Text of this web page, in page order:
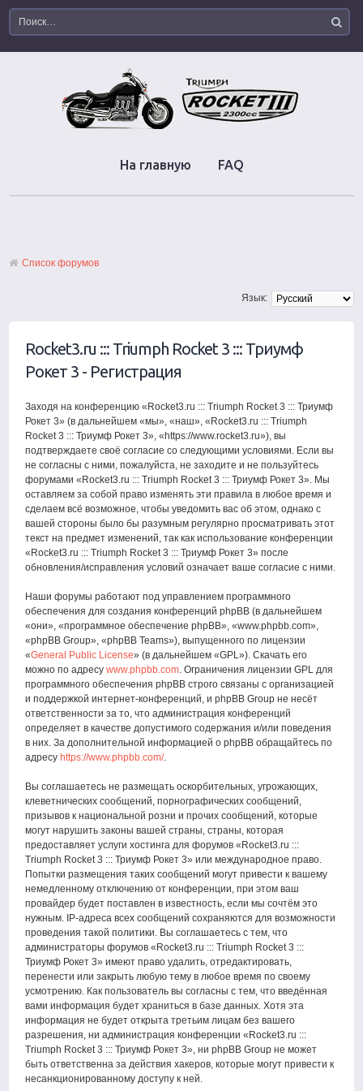
На главную FAQ
Список форумов
Язык:
Rocket3.ru ::: Triumph Rocket 3 ::: Триумф
Рокет 3 - Регистрация
Заходя на конференцию «Rocket3.ru ::: Triumph Rocket 3 ::: Триумф
Рокет 3» (в дальнейшем «мы», «наш», «Rocket3.ru ::: Triumph
Rocket 3 ::: Триумф Рокет 3», «https://www.rocket3.ru»), вы
подтверждаете своё согласие со следующими условиями. Если вы
не согласны с ними, пожалуйста, не заходите и не пользуйтесь
форумами «Rocket3.ru ::: Triumph Rocket 3 ::: Триумф Рокет 3». Мы
оставляем за собой право изменять эти правила в любое время и
сделаем всё возможное, чтобы уведомить вас об этом, однако с
вашей стороны было бы разумным регулярно просматривать этот
текст на предмет изменений, так как использование конференции
«Rocket3.ru ::: Triumph Rocket 3 ::: Триумф Рокет 3» после
обновления/исправления условий означает ваше согласие с ними.
Наши форумы работают под управлением программного
обеспечения для создания конференций phpBB (в дальнейшем
«они», «программное обеспечение phpBB», «www.phpbb.com»,
«phpBB Group», «phpBB Teams»), выпущенного по лицензии
«General Public License» (в дальнейшем «GPL»). Скачать его
можно по адресуwww.phpbb.com. Ограничения лицензии GPL для
программного обеспечения phpBB строго связаны с организацией
и поддержкой интернет-конференций, и phpBB Group не несёт
ответственности за то, что администрация конференций
определяет в качестве допустимого содержания и/или поведения
в них. За дополнительной информацией о phpBB обращайтесь по
адресу https://www.phpbb.com/.
Вы соглашаетесь не размещать оскорбительных, угрожающих,
клеветнических сообщений, порнографических сообщений,
призывов к национальной розни и прочих сообщений, которые
могут нарушить законы вашей страны, страны, которая
предоставляет услуги хостинга для форумов «Rocket3.ru :::
Triumph Rocket 3 ::: Триумф Рокет 3» или международное право.
Попытки размещения таких сообщений могут привести к вашему
немедленному отключению от конференции, при этом ваш
провайдер будет поставлен в известность, если мы сочтём это
нужным. IP-адреса всех сообщений сохраняются для возможности
проведения такой политики. Вы соглашаетесь с тем, что
администраторы форумов «Rocket3.ru ::: Triumph Rocket 3 :::
Триумф Рокет 3» имеют право удалить, отредактировать,
перенести или закрыть любую тему в любое время по своему
усмотрению. Как пользователь вы согласны с тем, что введённая
вами информация будет храниться в базе данных. Хотя эта
информация не будет открыта третьим лицам без вашего
разрешения, ни администрация конференции «Rocket3.ru :::
Triumph Rocket 3 ::: Триумф Рокет 3», ни phpBB Group не может
быть ответственна за действия хакеров, которые могут привести к
несанкционированному доступу к ней.